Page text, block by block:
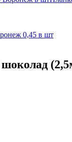
0,45 в шт
шоколад